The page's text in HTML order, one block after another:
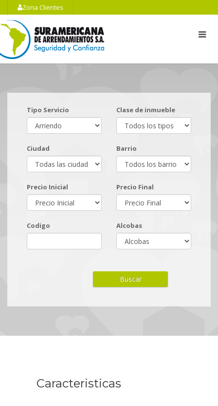
Zona Clientes
Tipo Servicio Clase de inmueble
Ciudad Barrio
Precio Inicial Precio Final
Codigo Alcobas
Caracteristicas